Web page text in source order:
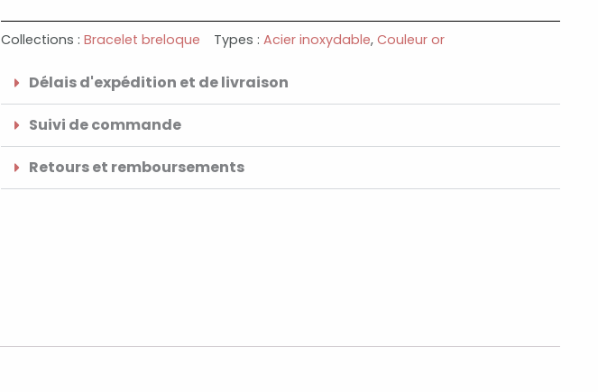
Collections : Bracelet breloque Types : Acier inoxydable, Couleur or
Délais d'expédition et de livraison
Suivi de commande
Retours et remboursements